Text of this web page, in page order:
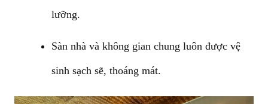
lưỡng.
Sàn nhà và không gian chung luôn được vệ
sinh sạch sẽ, thoáng mát.